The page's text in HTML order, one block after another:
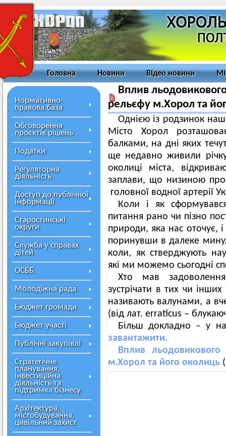
Головна Новини Відео новини
Нормативно-
правова база
Обговорення
проєктів рішень
Податки
Регуляторна
діяльність
Доступ до публічної
інформації
Старостинські
округи
Служба у справах
дітей
ОСББ
Молодіжна рада
Бюджет громади
Бюджет участі
Публічні закупівлі
Стратегічне
планування,
інвестиційна
діяльність та
підтримка бізнесу
Архітектура,
містобудування,
цивільний захист
Вплив
рельєфу м.Хорол та
Однією із родзинок
Місто Хорол
балками, на дні яких
ще недавно живили
околиці міста,
заплави, що низиною
головної водної артерії
Коли і як
питання рано чи пізно
природи, яка нас оточує,
поринувши в далеке
коли, як стверджують
які ми можемо сьогодні
Хто мав
зустрічати в тих чи
називають валунами, а
(від лат. erraticus –
Більш докладно – у
завантажити.
Вплив
м.Хорол та його околиць